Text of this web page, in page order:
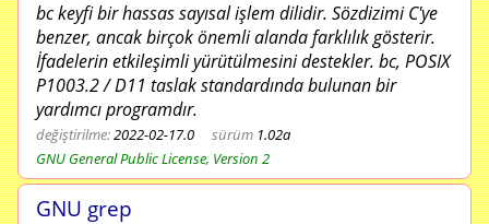
bc keyfi bir hassas sayısal işlem dilidir. Sözdizimi C'ye
benzer, ancak birçok önemli alanda farklılık gösterir.
İfadelerin etkileşimli yürütülmesini destekler. bc, POSIX
P1003.2 / D11 taslak standardında bulunan bir
yardımcı programdır.
değiştirilme:2022-02-17.0 sürüm 1.02a
GNU General Public License, Version 2
GNU grep